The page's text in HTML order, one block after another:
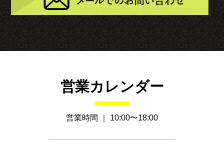
メ
営業カレンダー
営業時間 ｜ 10:00〜18:00